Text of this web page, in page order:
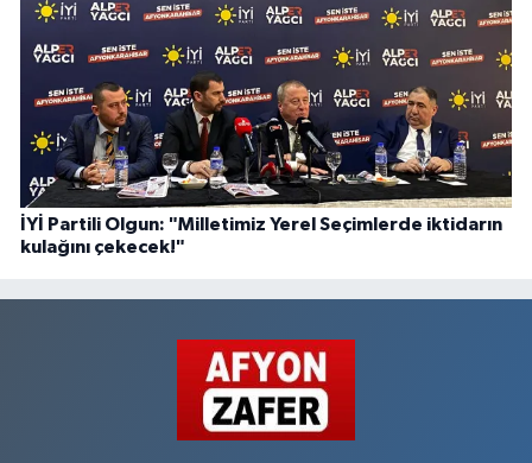
İYİ Partili Olgun: "Milletimiz Yerel Seçimlerde iktidarın
kulağını çekecek!"